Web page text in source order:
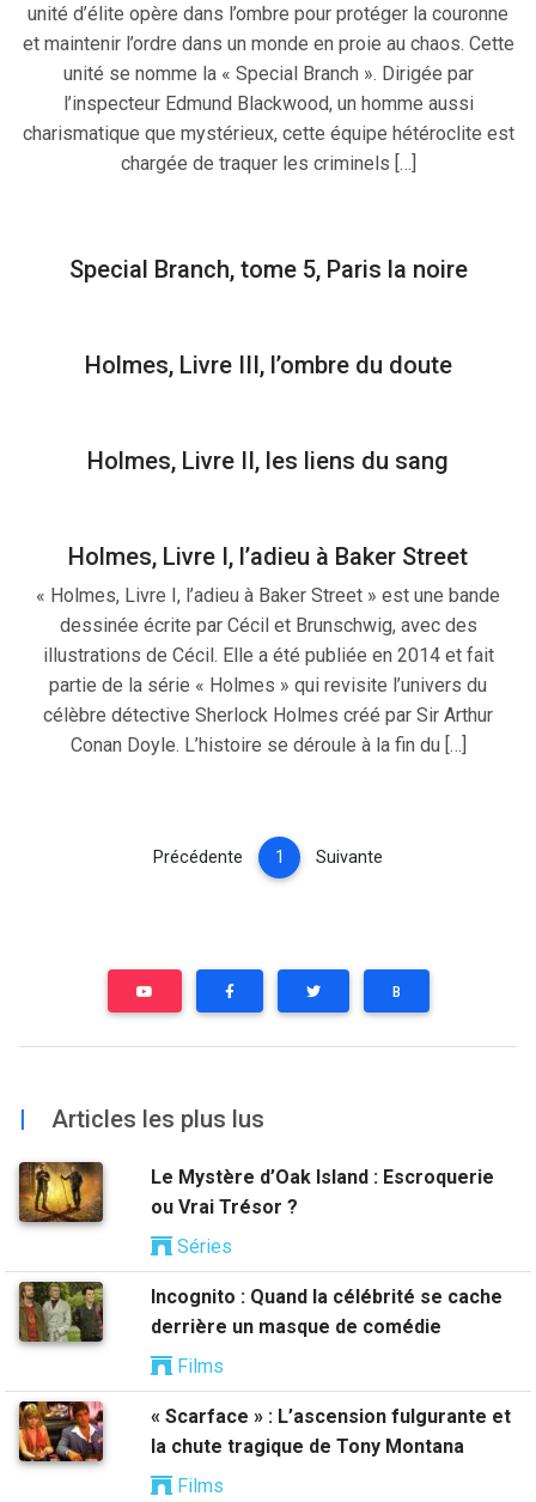
unité d’élite opère dans l’ombre pour protéger la couronne
et maintenir l’ordre dans un monde en proie au chaos. Cette
unité se nomme la « Special Branch ». Dirigée par
l’inspecteur Edmund Blackwood, un homme aussi
charismatique que mystérieux, cette équipe hétéroclite est
chargée de traquer les criminels […]
Special Branch, tome 5, Paris la noire
Holmes, Livre III, l’ombre du doute
Holmes, Livre II, les liens du sang
Holmes, Livre I, l’adieu à Baker Street
« Holmes, Livre I, l’adieu à Baker Street » est une bande
dessinée écrite par Cécil et Brunschwig, avec des
illustrations de Cécil. Elle a été publiée en 2014 et fait
partie de la série « Holmes » qui revisite l’univers du
célèbre détective Sherlock Holmes créé par Sir Arthur
Conan Doyle. L’histoire se déroule à la fin du […]
Précédente 1 (current)
Suivante
B
| Articles les plus lus
Le Mystère d’Oak Island : Escroquerie
ou Vrai Trésor ?
Séries
Incognito : Quand la célébrité se cache
derrière un masque de comédie
Films
« Scarface » : L’ascension fulgurante et
la chute tragique de Tony Montana
Films